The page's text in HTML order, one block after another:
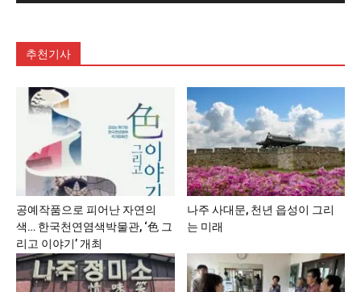
추천기사
공예작품으로 피어난 자연의
색… 한국천연염색박물관, ‘色 그
리고 이야기’ 개최
나주 사대문, 천년 읍성이 그리
는 미래